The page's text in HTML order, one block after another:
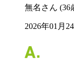
無名さん (36
2026年01月